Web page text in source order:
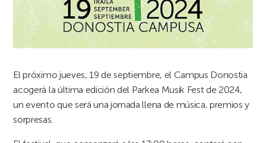
El próximo jueves, 19 de septiembre, el Campus Donostia
acogerá la última edición del Parkea Musik Fest de 2024,
un evento que será una jornada llena de música, premios y
sorpresas.